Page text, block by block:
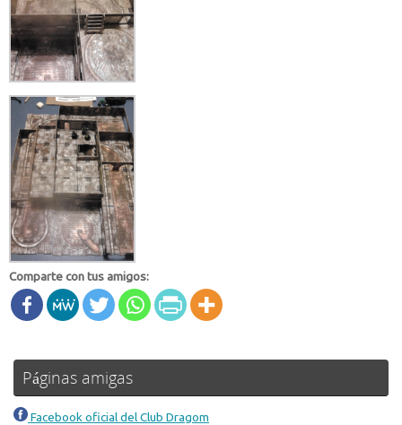
Comparte con tus amigos:
Páginas amigas
Facebook oficial del Club Dragom